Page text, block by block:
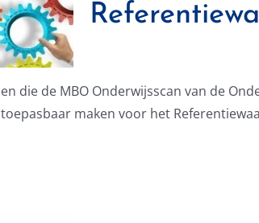
die de MBO Onderwijsscan van de
maken voor het